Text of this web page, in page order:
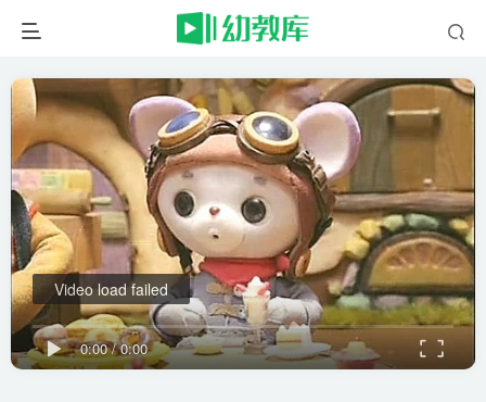
0:00/0:00
Video load failed